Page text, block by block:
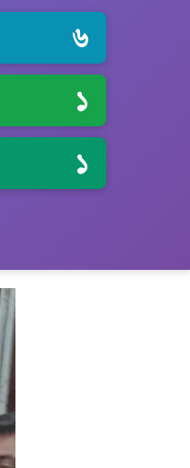
৬
১
১